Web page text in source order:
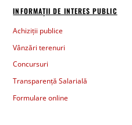
INFORMAȚII DE INTERES PUBLIC
Achiziții publice
Vânzări terenuri
Concursuri
Transparență Salarială
Formulare online